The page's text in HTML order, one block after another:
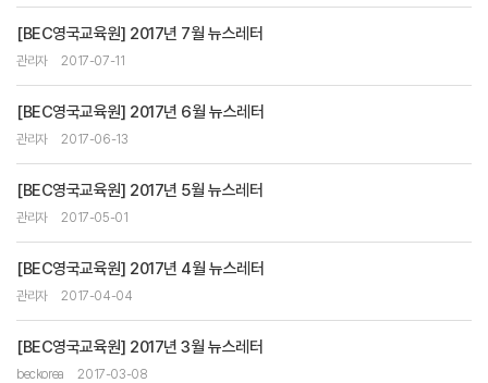
[BEC영국교육원] 2017년 7월 뉴스레터
관리자 2017-07-11
[BEC영국교육원] 2017년 6월 뉴스레터
관리자 2017-06-13
[BEC영국교육원] 2017년 5월 뉴스레터
관리자 2017-05-01
[BEC영국교육원] 2017년 4월 뉴스레터
관리자 2017-04-04
[BEC영국교육원] 2017년 3월 뉴스레터
beckorea 2017-03-08